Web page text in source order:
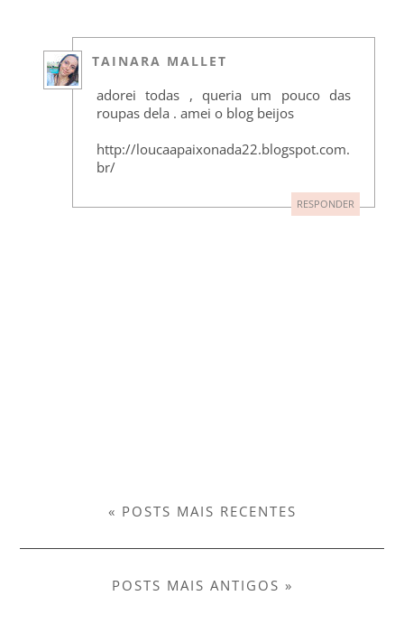
TAINARA MALLET
adorei todas , queria um pouco das
roupas dela . amei o blog beijos
http://loucaapaixonada22.blogspot.com.
br/
RESPONDER
« POSTS MAIS RECENTES
POSTS MAIS ANTIGOS »